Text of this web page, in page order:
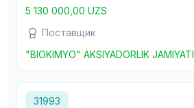
5 130 000,00 UZS
Поставщик
"BIOKIMYO" AKSIYADORLIK JAMIYATI
31993